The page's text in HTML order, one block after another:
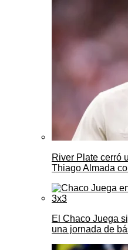
River Plate cerró
Thiago Almada
El Chaco Juega
una jornada de